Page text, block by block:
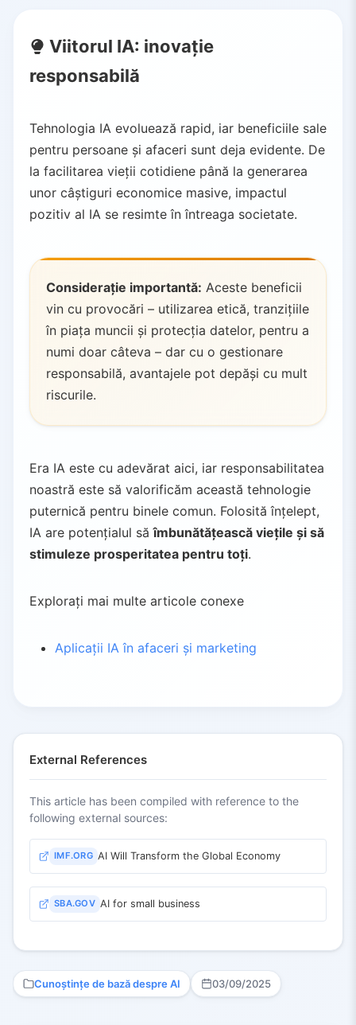
Viitorul IA: inovație
responsabilă
Tehnologia IA evoluează rapid, iar beneficiile sale
pentru persoane și afaceri sunt deja evidente. De
la facilitarea vieții cotidiene până la generarea
unor câștiguri economice masive, impactul
pozitiv al IA se resimte în întreaga societate.
Considerație importantă: Aceste beneficii
vin cu provocări – utilizarea etică, tranzițiile
în piața muncii și protecția datelor, pentru a
numi doar câteva – dar cu o gestionare
responsabilă, avantajele pot depăși cu mult
riscurile.
Era IA este cu adevărat aici, iar responsabilitatea
noastră este să valorificăm această tehnologie
puternică pentru binele comun. Folosită înțelept,
IA are potențialul săîmbunătățească viețile și să
stimuleze prosperitatea pentru toți.
Explorați mai multe articole conexe
Aplicații IA în afaceri și marketing
External References
This article has been compiled with reference to the
following external sources:
IMF.ORG AI Will Transform the Global Economy
SBA.GOV AI for small business
Cunoștințe de bază despre AI 03/09/2025